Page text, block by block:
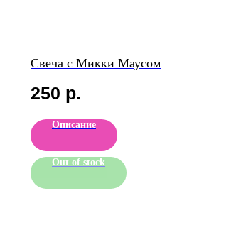
Свеча с Микки Маусом
250 р.
Описание
Out of stock